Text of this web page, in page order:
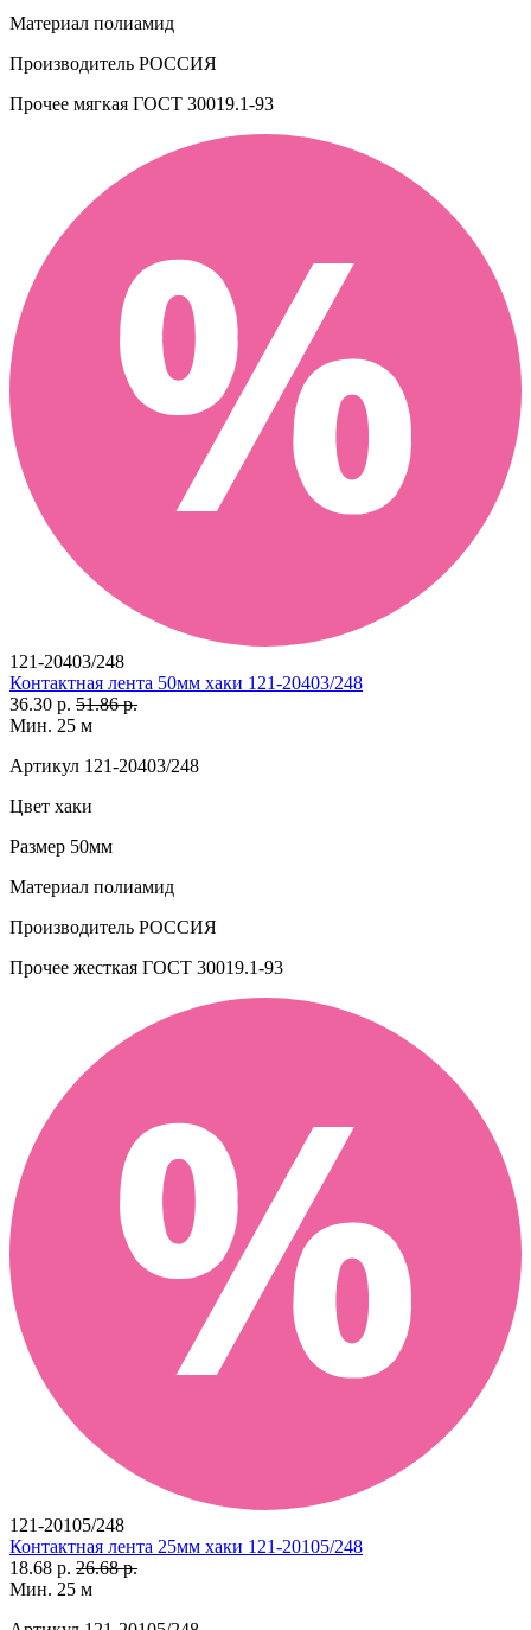
Материал полиамид
Производитель РОССИЯ
Прочее мягкая ГОСТ 30019.1-93
121-20403/248
Контактная лента 50мм хаки 121-20403/248
36.30 р. 51.86 р.
Мин. 25 м
Артикул 121-20403/248
Цвет хаки
Размер 50мм
Материал полиамид
Производитель РОССИЯ
Прочее жесткая ГОСТ 30019.1-93
121-20105/248
Контактная лента 25мм хаки 121-20105/248
18.68 р. 26.68 р.
Мин. 25 м